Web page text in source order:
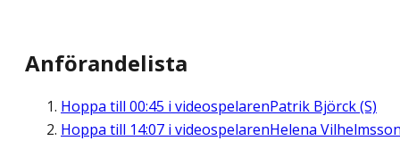
Anförandelista
Hoppa till 00:45 i videospelarenPatrik Björck (S)
Hoppa till 14:07 i videospelarenHelena